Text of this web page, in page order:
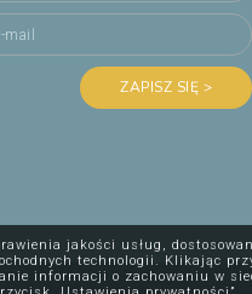
ZAPISZ SIĘ >
jakości usług,
technologii. Klikając
informacji o zachowaniu w